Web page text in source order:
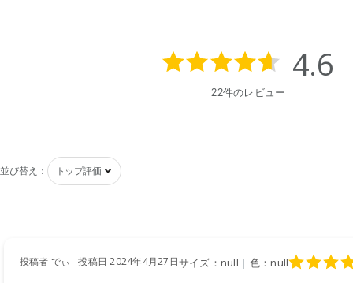
4.6
22件のレビュー
並び替え：
投稿者 でぃ 投稿日 2024年4月27日サイズ：null | 色：null